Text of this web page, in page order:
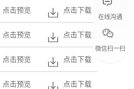
点击下载
点击预览
点击下载
点击预览
点击下载
点击预览
点击下载
点击预览
在线沟通
微信扫一扫